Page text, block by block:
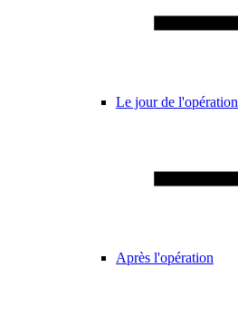
Le jour de l'opération
Après l'opération